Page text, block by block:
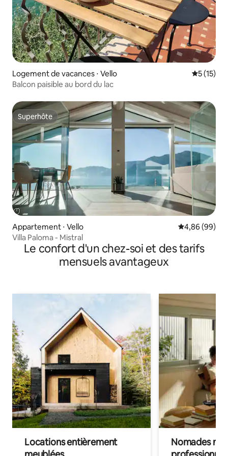
Logement de vacances ⋅ Vello
5 (15)
Balcon paisible au bord du lac
Superhôte
Superhôte
Appartement ⋅ Vello Évaluation
4,86 (99)
Villa Paloma - Mistral
Le confort d'un chez-soi et des tarifs
mensuels avantageux
Locations entièrement
Nomades